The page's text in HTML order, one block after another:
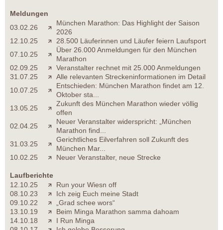
Meldungen
03.02.26
München Marathon: Das Highlight der Saison
2026
12.10.25
28.500 Läuferinnen und Läufer feiern Laufsport
07.10.25
Über 26.000 Anmeldungen für den München
Marathon
02.09.25
Veranstalter rechnet mit 25.000 Anmeldungen
31.07.25
Alle relevanten Streckeninformationen im Detail
10.07.25
Entschieden: München Marathon findet am 12.
Oktober sta...
13.05.25
Zukunft des München Marathon wieder völlig
offen
02.04.25
Neuer Veranstalter widerspricht: „München
Marathon find...
31.03.25
Gerichtliches Eilverfahren soll Zukunft des
München Mar...
10.02.25
Neuer Veranstalter, neue Strecke
Laufberichte
12.10.25
Run your Wiesn off
08.10.23
Ich zeig Euch meine Stadt
09.10.22
„Grad schee wors“
13.10.19
Beim Minga Marathon samma dahoam
14.10.18
I Run Minga